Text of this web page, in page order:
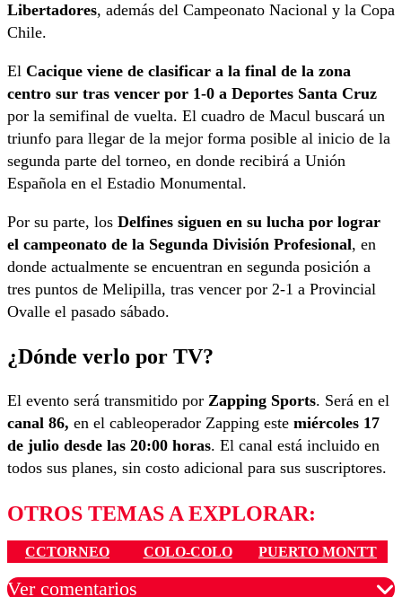
Libertadores, además del Campeonato Nacional y la Copa
Chile.
El Cacique viene de clasificar a la final de la zona
centro sur tras vencer por 1-0 a Deportes Santa Cruz
por la semifinal de vuelta. El cuadro de Macul buscará un
triunfo para llegar de la mejor forma posible al inicio de la
segunda parte del torneo, en donde recibirá a Unión
Española en el Estadio Monumental.
Por su parte, los Delfines siguen en su lucha por lograr
el campeonato de la Segunda División Profesional, en
donde actualmente se encuentran en segunda posición a
tres puntos de Melipilla, tras vencer por 2-1 a Provincial
Ovalle el pasado sábado.
¿Dónde verlo por TV?
El evento será transmitido por Zapping Sports. Será en el
canal 86, en el cableoperador Zapping este miércoles 17
de julio desde las 20:00 horas. El canal está incluido en
todos sus planes, sin costo adicional para sus suscriptores.
OTROS TEMAS A EXPLORAR:
CCTORNEO COLO-COLO PUERTO MONTT
Ver comentarios